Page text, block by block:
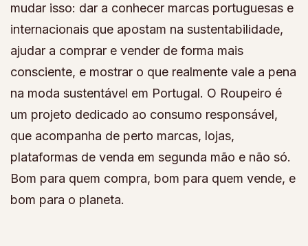
mudar isso: dar a conhecer marcas portuguesas e
internacionais que apostam na sustentabilidade,
ajudar a comprar e vender de forma mais
consciente, e mostrar o que realmente vale a pena
na moda sustentável em Portugal. O Roupeiro é
um projeto dedicado ao consumo responsável,
que acompanha de perto marcas, lojas,
plataformas de venda em segunda mão e não só.
Bom para quem compra, bom para quem vende, e
bom para o planeta.